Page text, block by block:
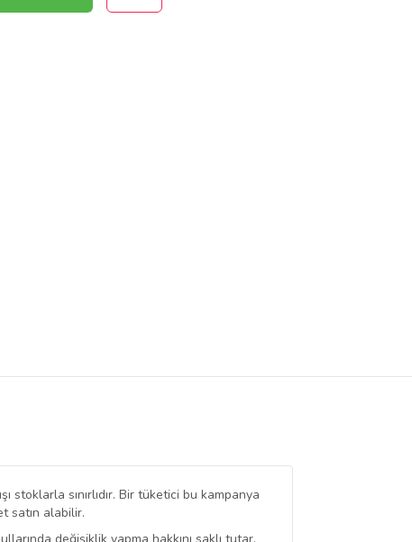
stoklarla sınırlıdır. Bir tüketici bu kampanya
satın alabilir.